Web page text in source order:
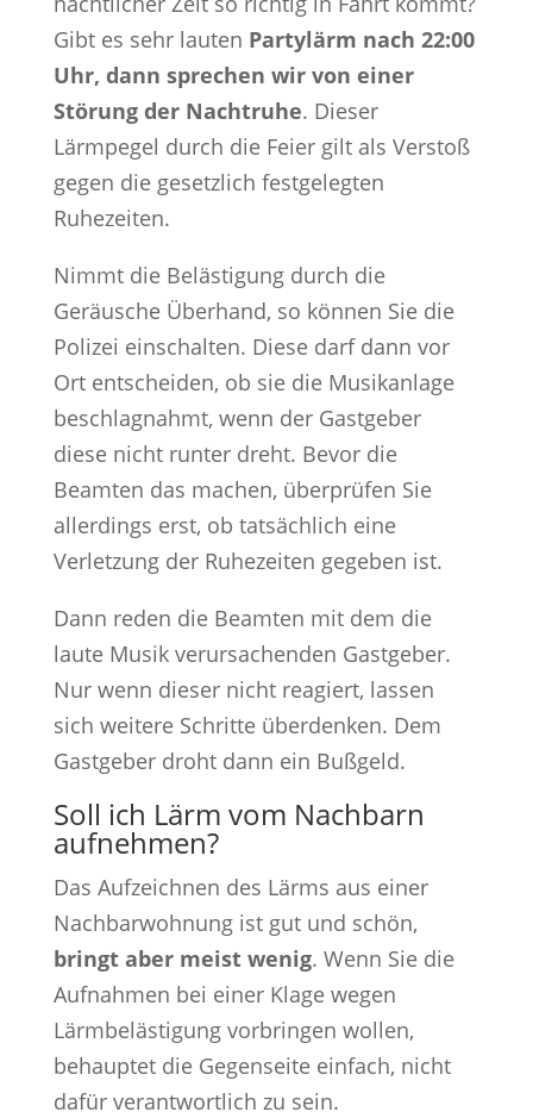
Gibt es sehr lauten Partylärm nach 22:00
Uhr, dann sprechen wir von einer
Störung der Nachtruhe. Dieser
Lärmpegel durch die Feier gilt als Verstoß
gegen die gesetzlich festgelegten
Ruhezeiten.
Nimmt die Belästigung durch die
Geräusche Überhand, so können Sie die
Polizei einschalten. Diese darf dann vor
Ort entscheiden, ob sie die Musikanlage
beschlagnahmt, wenn der Gastgeber
diese nicht runter dreht. Bevor die
Beamten das machen, überprüfen Sie
allerdings erst, ob tatsächlich eine
Verletzung der Ruhezeiten gegeben ist.
Dann reden die Beamten mit dem die
laute Musik verursachenden Gastgeber.
Nur wenn dieser nicht reagiert, lassen
sich weitere Schritte überdenken. Dem
Gastgeber droht dann ein Bußgeld.
Soll ich Lärm vom Nachbarn
aufnehmen?
Das Aufzeichnen des Lärms aus einer
Nachbarwohnung ist gut und schön,
bringt aber meist wenig. Wenn Sie die
Aufnahmen bei einer Klage wegen
Lärmbelästigung vorbringen wollen,
behauptet die Gegenseite einfach, nicht
dafür verantwortlich zu sein.